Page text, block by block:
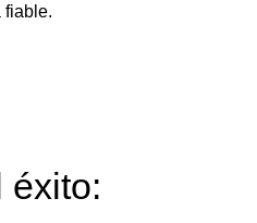
fiable.
éxito: